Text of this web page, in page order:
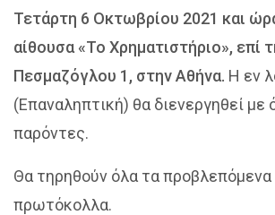
Τετάρτη 6 Οκτωβρίου 2021 και
αίθουσα «Το Χρηματιστήριο», επί
Πεσμαζόγλου 1, στην Αθήνα. Η εν
(Επαναληπτική) θα διενεργηθεί με
παρόντες.
Θα τηρηθούν όλα τα προβλεπόμενα
πρωτόκολλα.